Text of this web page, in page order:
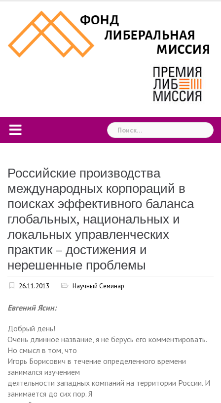
content
Найти:
Российские производства
международных корпораций в
поисках эффективного баланса
глобальных, национальных и
локальных управленческих
практик – достижения и
нерешенные проблемы
26.11.2013 Научный Семинар
Евгений Ясин:
Добрый день!
Очень длинное название, я не берусь его комментировать.
Но смысл в том, что
Игорь Борисович в течение определенного времени
занимался изучением
деятельности западных компаний на территории России. И
занимается до сих пор. Я